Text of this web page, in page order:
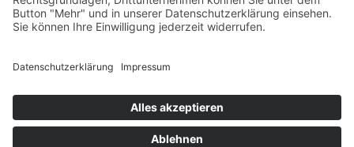
Internationale Verbände
IBU